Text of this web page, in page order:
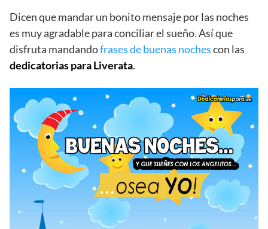
Dicen que mandar un bonito mensaje por las noches
es muy agradable para conciliar el sueño. Así que
disfruta mandandofrases de buenas nochescon las
dedicatorias para Liverata.